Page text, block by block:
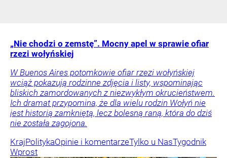
„Nie chodzi o zemstę”. Mocny apel w sprawie ofiar
rzezi wołyńskiej
W Buenos Aires potomkowie ofiar rzezi wołyńskiej
wciąż pokazują rodzinne zdjęcia i listy, wspominając
bliskich zamordowanych z niezwykłym okrucieństwem.
Ich dramat przypomina, że dla wielu rodzin Wołyń nie
jest historią zamkniętą, lecz bolesną raną, która do dziś
nie została zagojona.
KrajPolitykaOpinie i komentarzeTylko u NasTygodnik
Wprost